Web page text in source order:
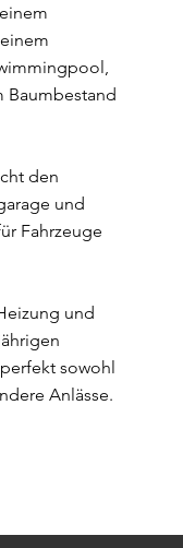
Baumbestand
den
und
Fahrzeuge
und
sowohl
Anlässe.